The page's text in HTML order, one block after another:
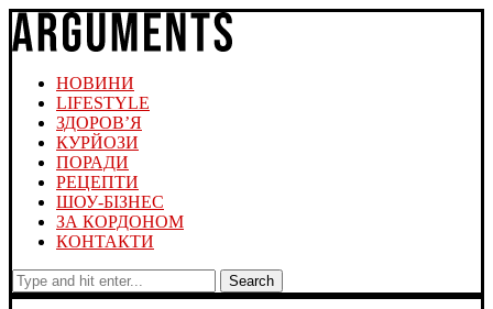
НОВИНИ
LIFESTYLE
ЗДОРОВ’Я
КУРЙОЗИ
ПОРАДИ
РЕЦЕПТИ
ШОУ-БІЗНЕС
ЗА КОРДОНОМ
КОНТАКТИ
Search